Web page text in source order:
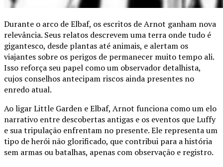
Durante o arco de Elbaf, os escritos de Arnot ganham nova
relevância. Seus relatos descrevem uma terra onde tudo é
gigantesco, desde plantas até animais, e alertam os
viajantes sobre os perigos de permanecer muito tempo ali.
Isso reforça seu papel como um observador detalhista,
cujos conselhos antecipam riscos ainda presentes no
enredo atual.
Ao ligar Little Garden e Elbaf, Arnot funciona como um elo
narrativo entre descobertas antigas e os eventos que Luffy
e sua tripulação enfrentam no presente. Ele representa um
tipo de herói não glorificado, que contribui para a história
sem armas ou batalhas, apenas com observação e registro.